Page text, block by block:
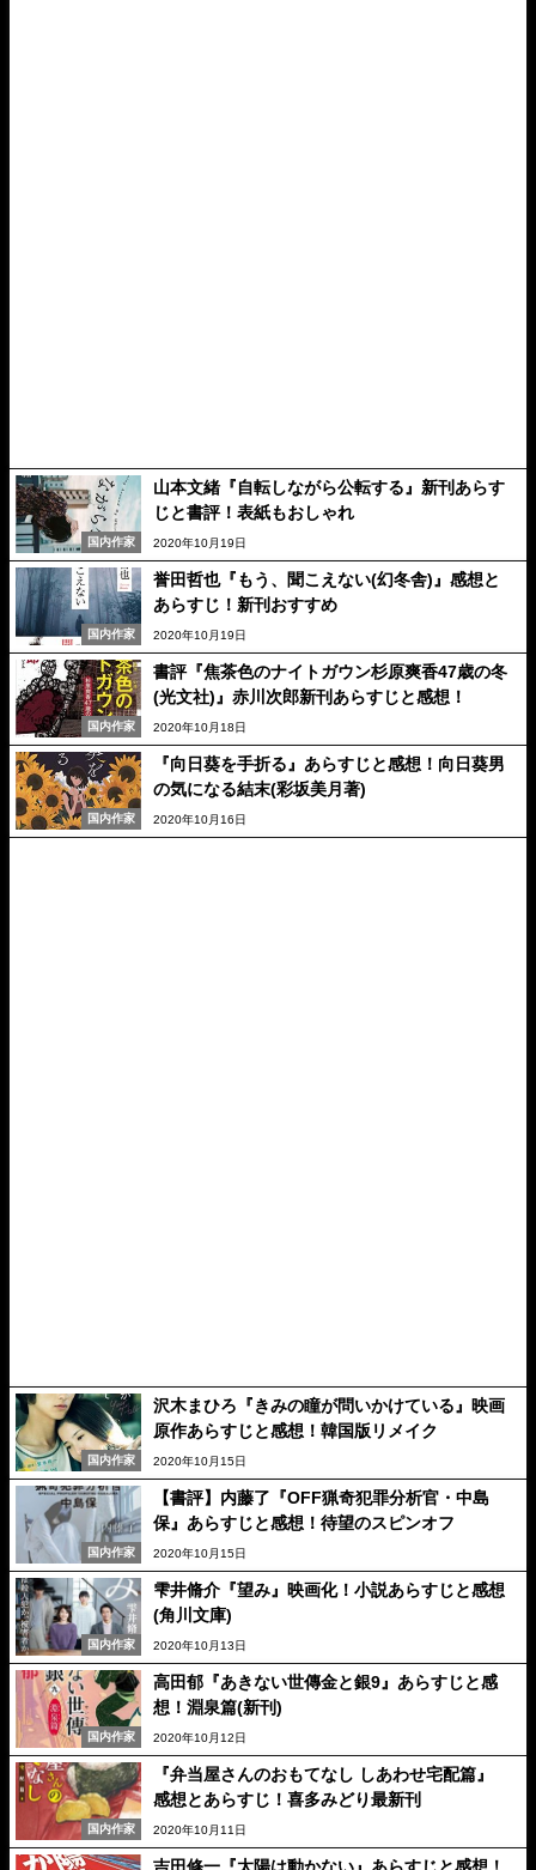
国内作家
山本文緒『自転しながら公転する』新刊あらす
じと書評！表紙もおしゃれ
2020年10月19日
国内作家
誉田哲也『もう、聞こえない(幻冬舎)』感想と
あらすじ！新刊おすすめ
2020年10月19日
国内作家
書評『焦茶色のナイトガウン杉原爽香47歳の冬
(光文社)』赤川次郎新刊あらすじと感想！
2020年10月18日
国内作家
『向日葵を手折る』あらすじと感想！向日葵男
の気になる結末(彩坂美月著)
2020年10月16日
国内作家
沢木まひろ『きみの瞳が問いかけている』映画
原作あらすじと感想！韓国版リメイク
2020年10月15日
国内作家
【書評】内藤了『OFF猟奇犯罪分析官・中島
保』あらすじと感想！待望のスピンオフ
2020年10月15日
国内作家
雫井脩介『望み』映画化！小説あらすじと感想
(角川文庫)
2020年10月13日
国内作家
高田郁『あきない世傳金と銀9』あらすじと感
想！淵泉篇(新刊)
2020年10月12日
国内作家
『弁当屋さんのおもてなし しあわせ宅配篇』
感想とあらすじ！喜多みどり最新刊
2020年10月11日
吉田修一『太陽は動かない』あらすじと感想！